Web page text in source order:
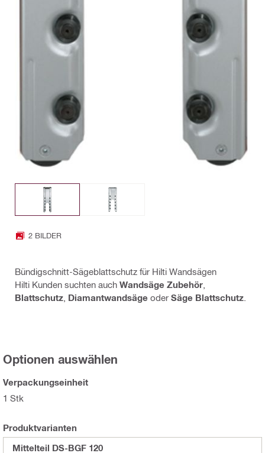
2 BILDER
Bündigschnitt-Sägeblattschutz für Hilti Wandsägen
Hilti Kunden suchten auch Wandsäge Zubehör
Blattschutz Diamantwandsäge oder Säge Blattschutz
Optionen auswählen
Verpackungseinheit
1 Stk
Produktvarianten
Mittelteil DS-BGF 120